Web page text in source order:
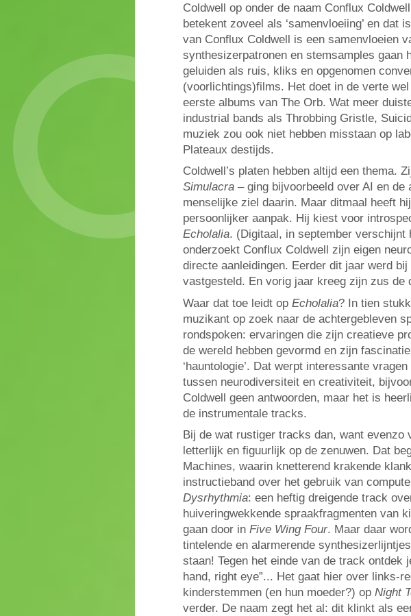
Coldwell op onder de naam Conflux
betekent zoveel als ‘samenvloeiing’ en dat
van Conflux Coldwell is een samenvloeien
synthesizerpatronen en stemsamples gaan
geluiden als ruis, kliks en opgenomen
(voorlichtings)films. Het doet in de verte
eerste albums van The Orb. Wat meer
industrial bands als Throbbing Gristle,
muziek zou ook niet hebben misstaan op
Plateaux destijds.
Coldwell’s platen hebben altijd een thema.
Simulacra – ging bijvoorbeeld over AI en de
menselijke ziel daarin. Maar ditmaal heeft
persoonlijker aanpak. Hij kiest voor
Echolalia. (Digitaal, in september verschijnt
onderzoekt Conflux Coldwell zijn eigen
directe aanleidingen. Eerder dit jaar werd
vastgesteld. En vorig jaar kreeg zijn zus de
Waar dat toe leidt op Echolalia? In tien
muzikant op zoek naar de achtergebleven
rondspoken: ervaringen die zijn creatieve
de wereld hebben gevormd en zijn
‘hauntologie’. Dat werpt interessante
tussen neurodiversiteit en creativiteit,
Coldwell geen antwoorden, maar het is
de instrumentale tracks.
Bij de wat rustiger tracks dan, want evenzo
letterlijk en figuurlijk op de zenuwen. Dat
Machines, waarin knetterend krakende
instructieband over het gebruik van
Dysrhythmia: een heftig dreigende track
huiveringwekkende spraakfragmenten van
gaan door in Five Wing Four. Maar daar
tintelende en alarmerende
staan! Tegen het einde van de track ontdek
hand, right eye”... Het gaat hier over links-
kinderstemmen (en hun moeder?) op Night
verder. De naam zegt het al: dit klinkt als